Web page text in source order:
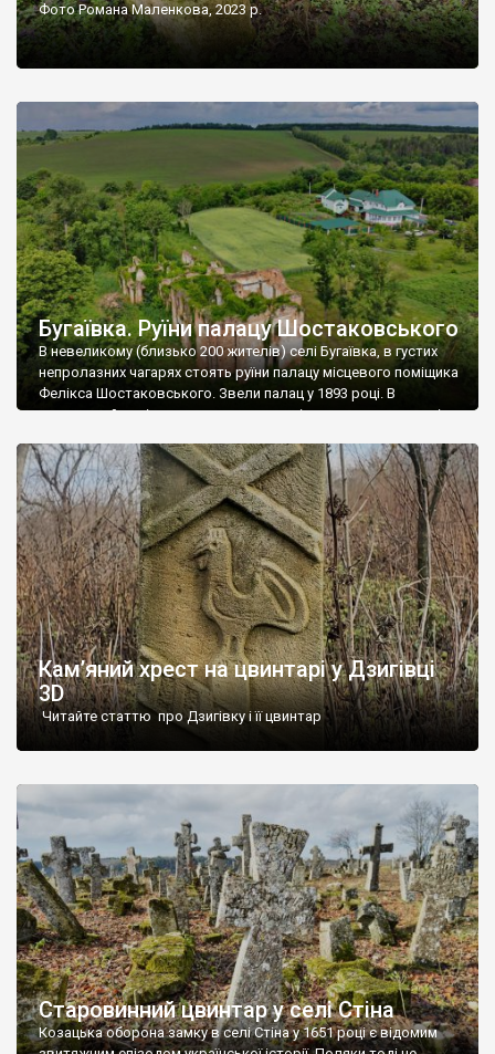
Фото Романа Маленкова, 2023 р.
Бугаївка. Руїни палацу Шостаковського
В невеликому (близько 200 жителів) селі Бугаївка, в густих
непролазних чагарях стоять руїни палацу місцевого поміщика
Фелікса Шостаковського. Звели палац у 1893 році. В
радянський період у ньому спочатку містилася школа, потім
століття тут розмістили туберкульозну лікарню. Коли із
палацу виїхала лікарня – ми точно не […]
Кам’яний хрест на цвинтарі у Дзигівці
3D
Читайте статтю про Дзигівку і її цвинтар
Старовинний цвинтар у селі Стіна
Козацька оборона замку в селі Стіна у 1651 році є відомим